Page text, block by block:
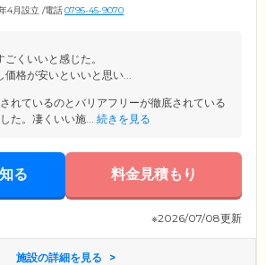
が、共用設備として大浴場もご用意。窓から楽しめ
4月設立 /電話0795-45-9070
ごくいいと感じた。
価格が安いといいと思い...
れているのとバリアフリーが徹底されている
た。凄くいい施... 続きを見る
る 料金見積もり
※2026/07/08更新
施設の詳細を見る